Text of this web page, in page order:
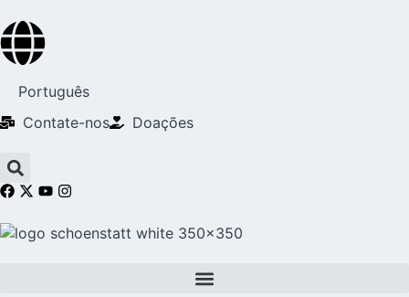
Português
Contate-nos
Doações